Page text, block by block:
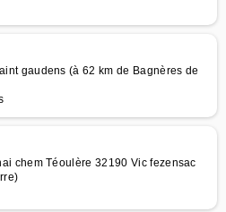
gaudens (à 62 km de Bagnères de
chem Téoulère 32190 Vic fezensac